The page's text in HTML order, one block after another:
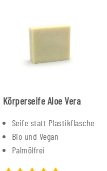
Körperseife Aloe Vera
Seife statt Plastikflasche
Bio und Vegan
Palmölfrei